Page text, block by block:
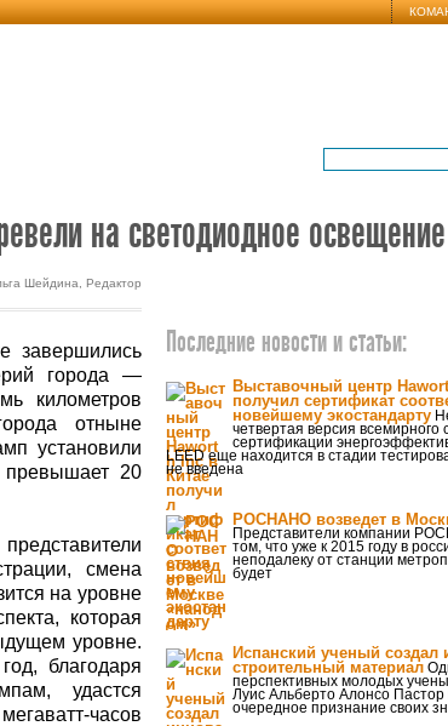
на светодиодное освещение
Шейдина, Редактор
завершились
города —
километров
отныне
установили
превышает 20
смена
на уровне
которая
уровне.
благодаря
удастся
часов
Последние новости и статьи:
Выставочный центр
получил сертификат
новейшему экостандарту
четвертая версия всемирного
сертификации
LEED еще находится в стадии
не введена
РОСНАНО возведет в
Представители компании
том, что уже к 2015 году в
неподалеку от станции
будет
Испанский ученый
строительный материал
перспективных молодых
Луис Альберто Алонсо Пастор
очередное признание своих